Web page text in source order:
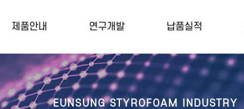
제품안내 연구개발 납품실적
EUNSUNG STYROFOAM INDUSTRY